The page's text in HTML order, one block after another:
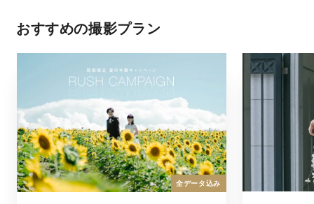
おすすめの撮影プラン
全データ込み